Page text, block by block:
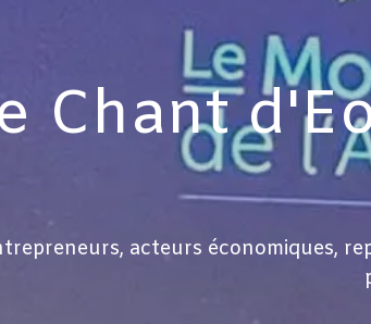
Chant
acteurs économiques,